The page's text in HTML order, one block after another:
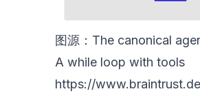
图源：The canonical
A while loop with tools
https://